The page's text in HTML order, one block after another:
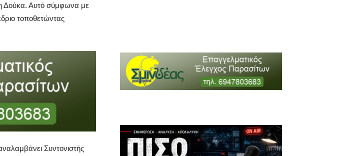
Δούκα. Αυτό σύμφωνα με
τοποθετώντας
Συντονιστής